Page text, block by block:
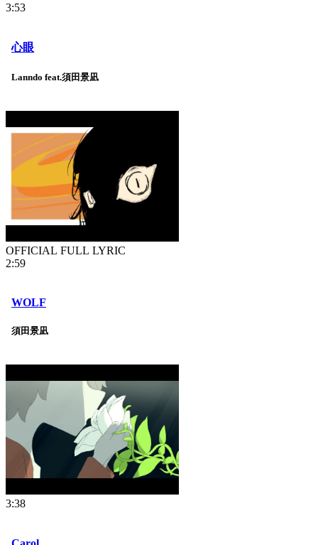
3:53
心眼
Lanndo feat.須田景凪
OFFICIAL FULL LYRIC
2:59
WOLF
須田景凪
3:38